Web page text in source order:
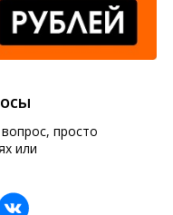
просто
или